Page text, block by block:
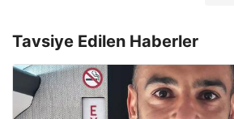
Tavsiye Edilen Haberler